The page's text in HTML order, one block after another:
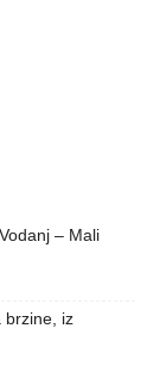
– Mali
brzine, iz